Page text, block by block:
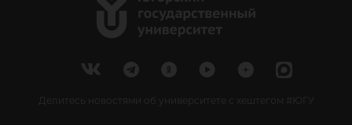
Делитесь новостями об университете с хештегом #ЮГУ